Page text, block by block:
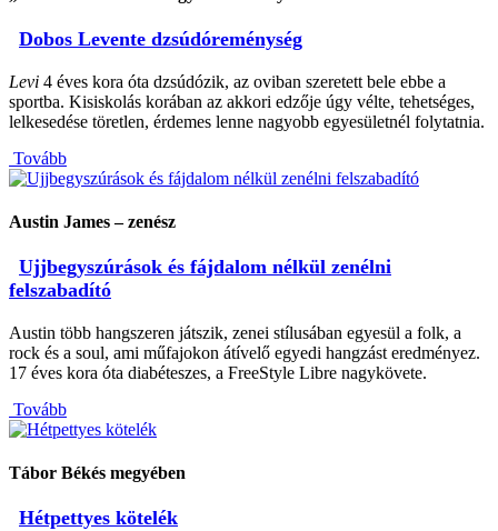
Dobos Levente dzsúdóreménység
Levi 4 éves kora óta dzsúdózik, az oviban szeretett bele ebbe a
sportba. Kisiskolás korában az akkori edzője úgy vélte, tehetséges,
lelkesedése töretlen, érdemes lenne nagyobb egyesületnél folytatnia.
Tovább
Austin James – zenész
Ujjbegyszúrások és fájdalom nélkül zenélni
felszabadító
Austin több hangszeren játszik, zenei stílusában egyesül a folk, a
rock és a soul, ami műfajokon átívelő egyedi hangzást eredményez.
17 éves kora óta diabéteszes, a FreeStyle Libre nagykövete.
Tovább
Tábor Békés megyében
Hétpettyes kötelék